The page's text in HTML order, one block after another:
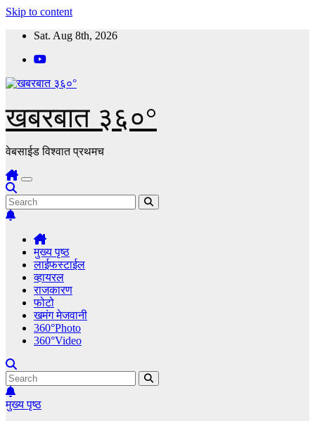
Skip to content
Sat. Aug 8th, 2026
खबरबात ३६०°
वेबसाईड विश्वात प्रथमच
मुख्य पृष्ठ
लाईफस्टाईल
व्हायरल
राजकारण
फोटो
खमंग मेजवानी
360°Photo
360°Video
मुख्य पृष्ठ